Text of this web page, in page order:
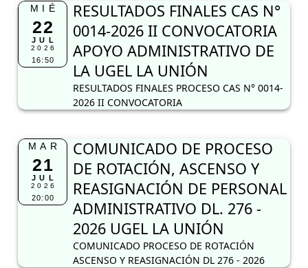
MIÉ
22
JUL
2026
16:50
RESULTADOS FINALES CAS N°
0014-2026 II CONVOCATORIA
APOYO ADMINISTRATIVO DE
LA UGEL LA UNIÓN
RESULTADOS FINALES PROCESO CAS N° 0014-
2026 II CONVOCATORIA
MAR
21
JUL
2026
20:00
COMUNICADO DE PROCESO
DE ROTACIÓN, ASCENSO Y
REASIGNACIÓN DE PERSONAL
ADMINISTRATIVO DL. 276 -
2026 UGEL LA UNIÓN
COMUNICADO PROCESO DE ROTACIÓN
ASCENSO Y REASIGNACIÓN DL 276 - 2026